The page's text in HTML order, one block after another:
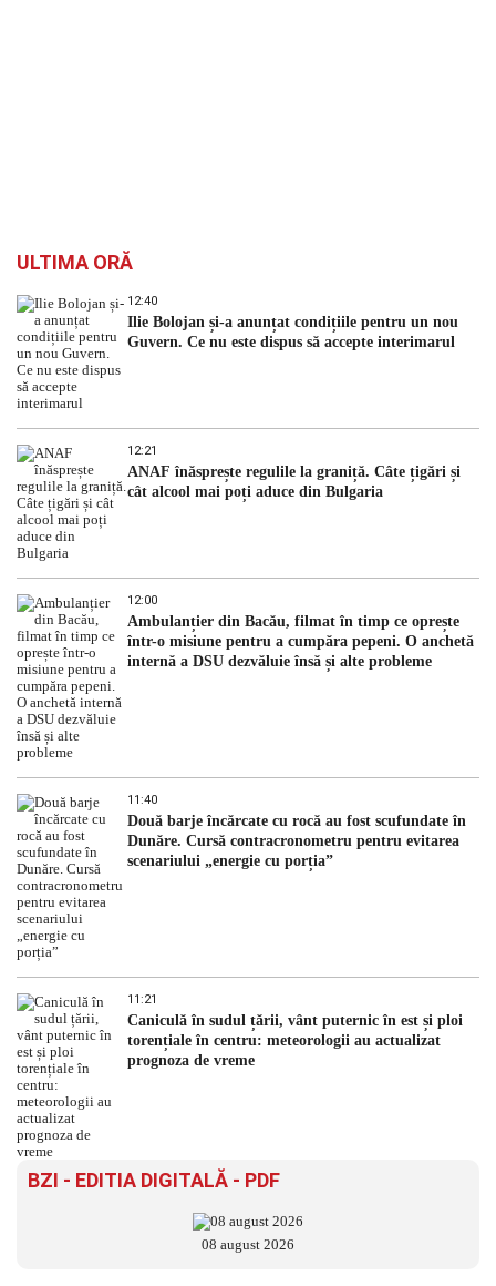
ULTIMA ORĂ
12:40
Ilie Bolojan și-a anunțat condițiile pentru un nou
Guvern. Ce nu este dispus să accepte interimarul
12:21
ANAF înăsprește regulile la graniță. Câte țigări și
cât alcool mai poți aduce din Bulgaria
12:00
Ambulanțier din Bacău, filmat în timp ce oprește
într-o misiune pentru a cumpăra pepeni. O anchetă
internă a DSU dezvăluie însă și alte probleme
11:40
Două barje încărcate cu rocă au fost scufundate în
Dunăre. Cursă contracronometru pentru evitarea
scenariului „energie cu porția”
11:21
Caniculă în sudul țării, vânt puternic în est și ploi
torențiale în centru: meteorologii au actualizat
prognoza de vreme
BZI - EDITIA DIGITALĂ - PDF
08 august 2026